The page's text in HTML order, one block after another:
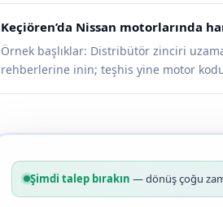
Keçiören’da Nissan motorlarında
Örnek başlıklar: Distribütör zinciri
rehberlerine inin; teşhis yine motor
Şimdi talep bırakın — dönüş çoğu